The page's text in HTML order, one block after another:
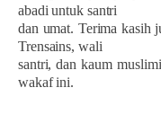
abadi untuk santri
dan umat. Terima kasih
Trensains, wali
santri, dan kaum
wakaf ini.